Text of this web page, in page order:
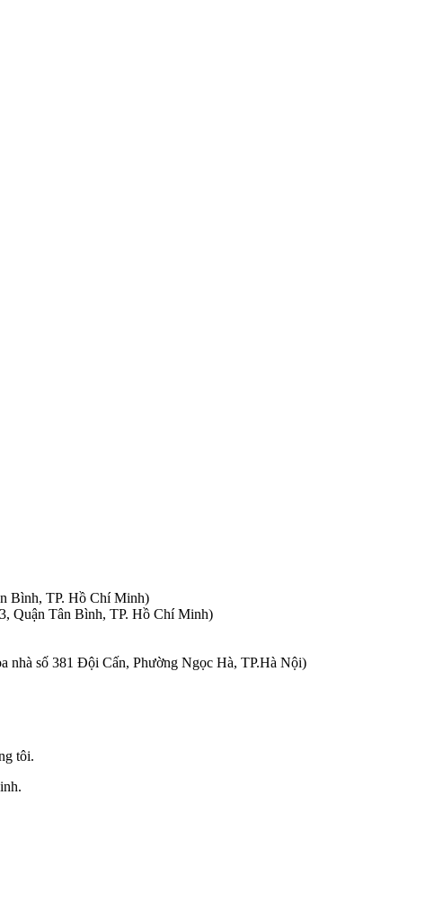
Bình, TP. Hồ Chí Minh)
Quận Tân Bình, TP. Hồ Chí Minh)
nhà số 381 Đội Cấn, Phường Ngọc Hà, TP.Hà Nội)
tôi.